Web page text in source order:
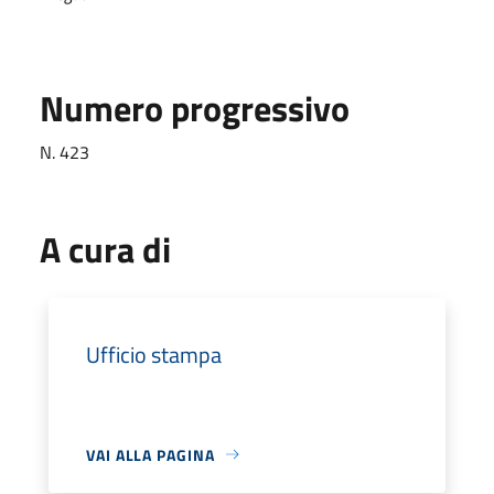
Numero progressivo
N. 423
A cura di
Ufficio stampa
VAI ALLA PAGINA